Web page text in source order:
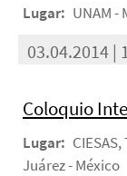
Lugar: UNAM -
03.04.2014 |
Coloquio
Lugar:
Juárez - México